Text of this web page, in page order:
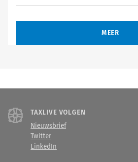
MEER
TAXLIVE VOLGEN
Nieuwsbrief
Twitter
LinkedIn